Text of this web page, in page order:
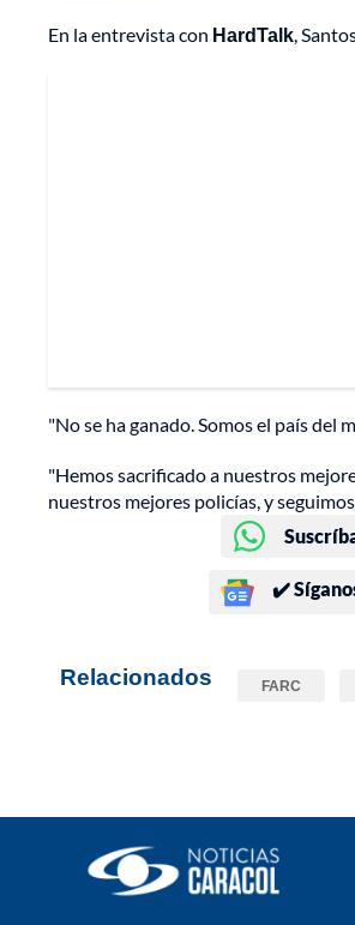
En la entrevista con HardTalk,
"No se ha ganado. Somos el país del
"Hemos sacrificado a nuestros
nuestros mejores policías, y
✔️
Relacionados FARC